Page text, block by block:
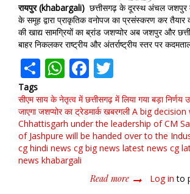
रायपुर (khabargali) छत्तीसगढ़ के दूरस्थ अंचल जशपुर
के समूह द्वारा प्राकृतिक वनोपज का प्रसंस्करण कर तैयार
की खाद्य सामग्रियों का ब्रांड जशप्योर अब जशपुर और
बाहर निकलकर राष्ट्रीय और अंतर्राष्ट्रीय स्तर पर
ShareWhatsApp
Facebook
Tags
सीएम साय के नेतृत्व में छत्तीसगढ़ में लिया गया बड़ा निर्णय
जाएगा जशप्योर का ट्रेडमार्क खबरगली A big
Chhattisgarh under the leadership of CM
of Jashpure will be handed over to the
cg hindi news cg big news latest news cg
news khabargali
Read more about Log in to